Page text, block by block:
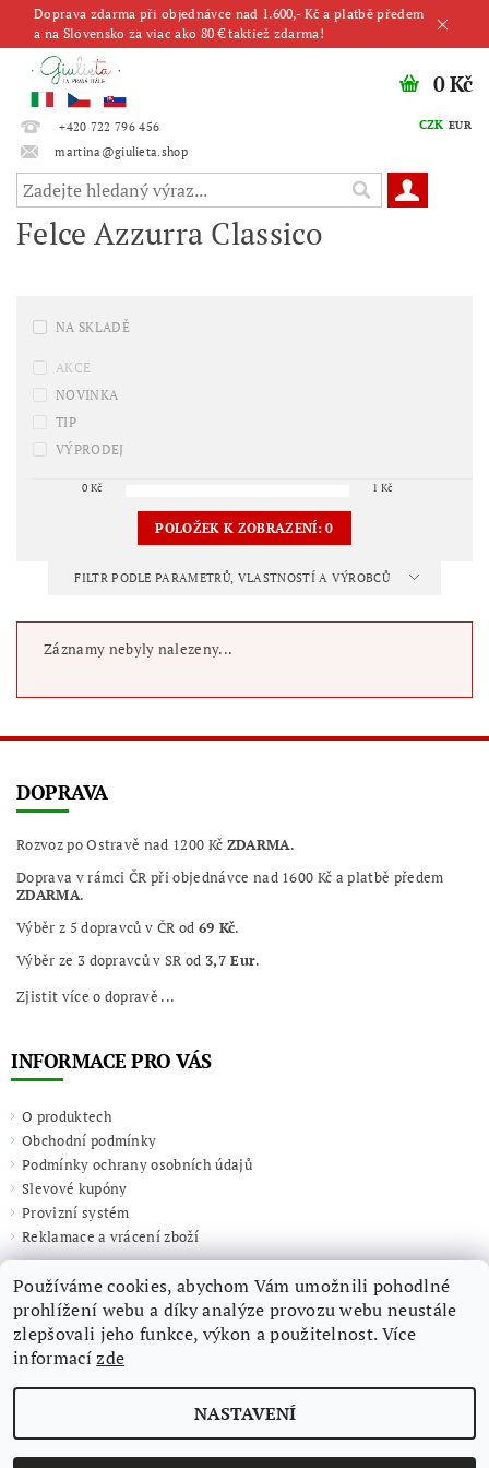
Doprava zdarma při objednávce nad 1.600,- Kč a platbě předem
a na Slovensko za viac ako 80 € taktiež zdarma!
+420 722 796 456
martina@giulieta.shop
CZK EUR
0 Kč
Felce Azzurra Classico
NA SKLADĚ
AKCE
NOVINKA
TIP
VÝPRODEJ
0 Kč 1 Kč
POLOŽEK K ZOBRAZENÍ:0
FILTR PODLE PARAMETRŮ, VLASTNOSTÍ A VÝROBCŮ
Záznamy nebyly nalezeny...
DOPRAVA
Rozvoz po Ostravě nad 1200 Kč ZDARMA.
Doprava v rámci ČR při objednávce nad 1600 Kč a platbě předem
ZDARMA.
Výběr z 5 dopravců v ČR od 69 Kč.
Výběr ze 3 dopravců v SR od 3,7 Eur.
Zjistit více o dopravě ...
INFORMACE PRO VÁS
O produktech
Obchodní podmínky
Podmínky ochrany osobních údajů
Slevové kupóny
Provizní systém
Reklamace a vrácení zboží
Používáme cookies, abychom Vám umožnili pohodlné
prohlížení webu a díky analýze provozu webu neustále
zlepšovali jeho funkce, výkon a použitelnost. Více
informacízde
NASTAVENÍ